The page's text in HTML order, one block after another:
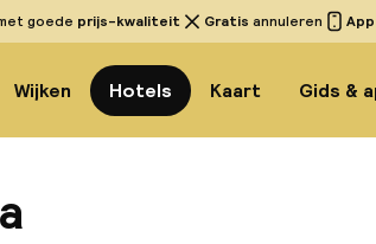
goede prijs-kwaliteit Gratis annuleren App
Wijken Hotels Kaart Gids &